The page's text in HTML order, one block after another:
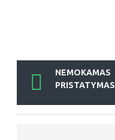
NEMOKAMAS
PRISTATYMAS